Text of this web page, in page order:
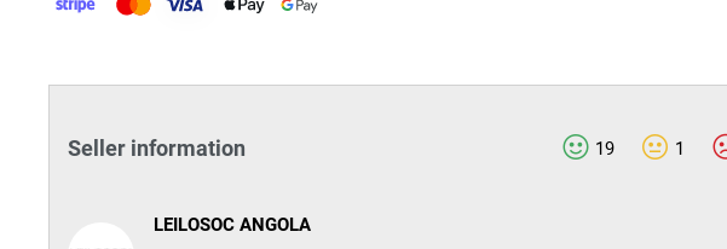
Seller information 19 1
LEILOSOC ANGOLA